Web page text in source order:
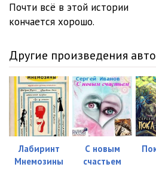
Почти всё в этой истории
кончается хорошо.
Другие произведения
Лабиринт
Мнемозины
С новым
счастьем